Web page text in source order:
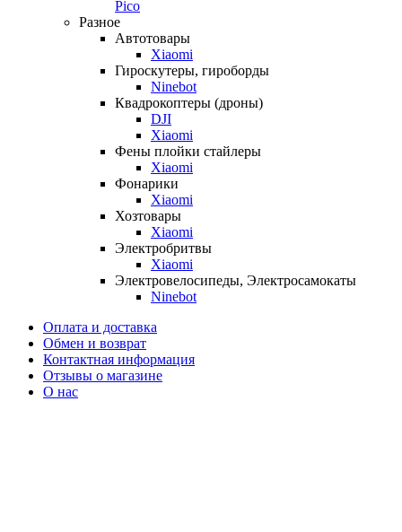
Pico
Разное
Автотовары
Xiaomi
Гироскутеры, гироборды
Ninebot
Квадрокоптеры (дроны)
DJI
Xiaomi
Фены плойки стайлеры
Xiaomi
Фонарики
Xiaomi
Хозтовары
Xiaomi
Электробритвы
Xiaomi
Электровелосипеды, Электросамокаты
Ninebot
Оплата и доставка
Обмен и возврат
Контактная информация
Отзывы о магазине
О нас